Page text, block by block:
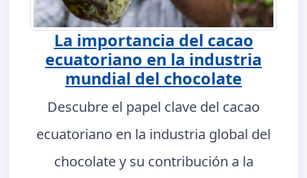
La importancia del cacao
ecuatoriano en la industria
mundial del chocolate
Descubre el papel clave del cacao
ecuatoriano en la industria global del
chocolate y su contribución a la